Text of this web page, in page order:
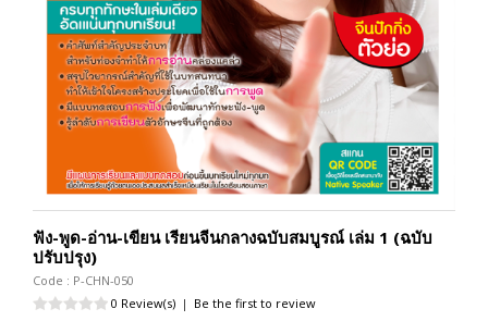
ฟัง-พูด-อ่าน-เขียน เรียนจีนกลางฉบับสมบูรณ์ เล่ม 1 (ฉบับ
ปรับปรุง)
Code : P-CHN-050
0 Review(s) | Be the first to review